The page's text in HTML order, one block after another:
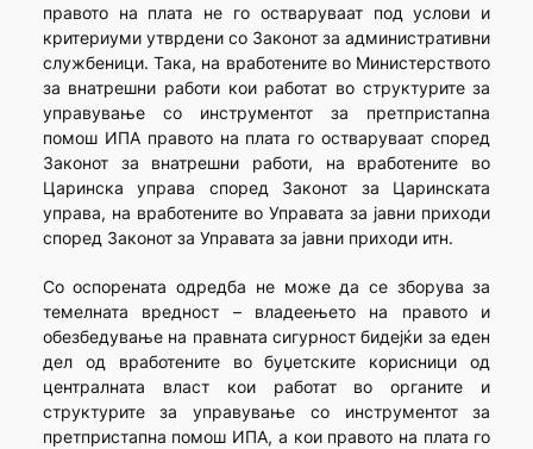
правото на плата не го остваруваат под услови и
критериуми утврдени со Законот за административни
службеници. Така, на вработените во Министерството
за внатрешни работи кои работат во структурите за
управување со инструментот за претпристапна
помош ИПА правото на плата го остваруваат според
Законот за внатрешни работи, на вработените во
Царинска управа според Законот за Царинската
управа, на вработените во Управата за јавни приходи
според Законот за Управата за јавни приходи итн.
Со оспорената одредба не може да се зборува за
темелната вредност – владеењето на правото и
обезбедување на правната сигурност бидејќи за еден
дел од вработените во буџетските корисници од
централната власт кои работат во органите и
структурите за управување со инструментот за
претпристапна помош ИПА, а кои правото на плата го